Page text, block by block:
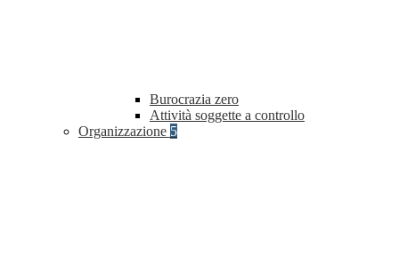
Burocrazia zero
Attività soggette a controllo
Organizzazione 5